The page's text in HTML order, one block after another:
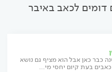
לכאב באיבר
כבר כאן אבל הוא מציף גם נושא
בעת קיום יחסי מי...